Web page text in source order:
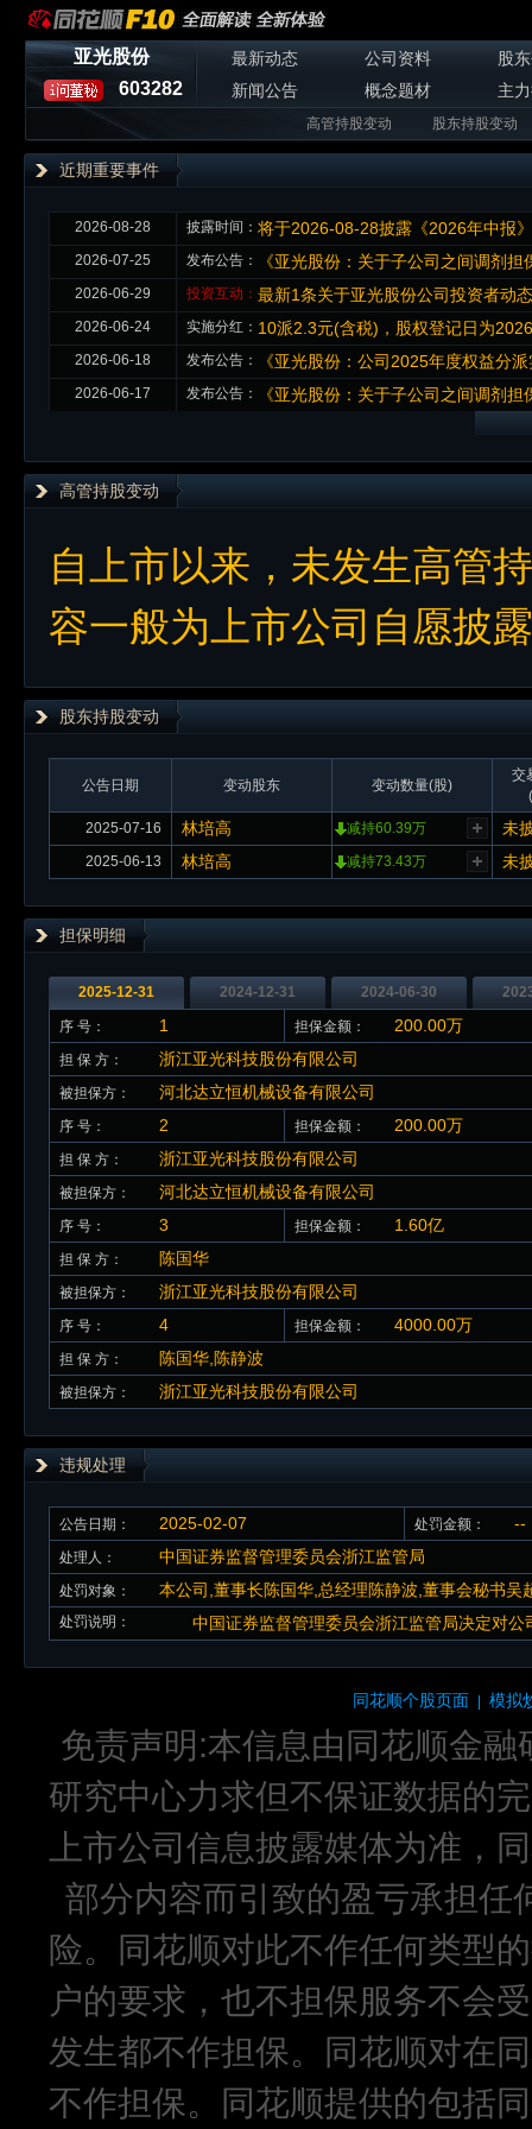
亚光股份
603282
最新动态 公司资料
股
新闻公告
概念题材 主
高管持股变动 股东持股变动
近期重要事件
2026-08-28 披露时间： 将于2026-08-28披露《2026年中报》
2026-07-25 发布公告： 《亚光股份：关于子公司之间调剂
2026-06-29 投资互动： 最新1条关于亚光股份公司投资者动
2026-06-24 实施分红： 10派2.3元(含税)，股权登记日为
2026-06-18 发布公告： 《亚光股份：公司2025年度权益分
2026-06-17 发布公告： 《亚光股份：关于子公司之间调剂
高管持股变动
自上市以来，未发生高管
容一般为上市公司自愿披
股东持股变动
公告日期 变动股东 变动数量(股)
交
2025-07-16
林培高 减持60.39万 未
2025-06-13 林培高 减持73.43万 未
担保明细
2025-12-31 2024-12-31 2024-06-30
序 号： 1 担保金额： 200.00万
担 保 方： 浙江亚光科技股份有限公司
被担保方： 河北达立恒机械设备有限公司
序 号： 2 担保金额： 200.00万
担 保 方： 浙江亚光科技股份有限公司
被担保方： 河北达立恒机械设备有限公司
序 号： 3 担保金额： 1.60亿
担 保 方： 陈国华
被担保方： 浙江亚光科技股份有限公司
序 号： 4 担保金额： 4000.00万
担 保 方： 陈国华,陈静波
被担保方： 浙江亚光科技股份有限公司
违规处理
公告日期： 2025-02-07 处罚金额： --
处理人： 中国证券监督管理委员会浙江监管局
处罚对象： 本公司,董事长陈国华,总经理陈静波,董事会秘书吴
处罚说明： 中国证券监督管理委员会浙江监管局决定对公
同花顺个股页面 模拟
免责声明:本信息由同花顺金
研究中心力求但不保证数据的
上市公司信息披露媒体为准，
部分内容而引致的盈亏承担任
险。同花顺对此不作任何类型
户的要求，也不担保服务不会
发生都不作担保。同花顺对在
不作担保。同花顺提供的包括